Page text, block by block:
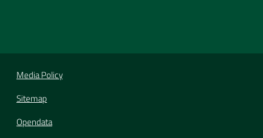
Media Policy
Sitemap
Opendata